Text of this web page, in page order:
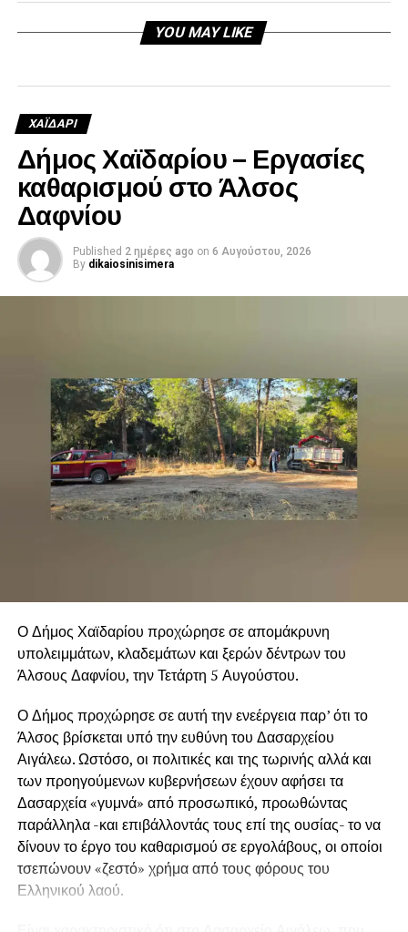
YOU MAY LIKE
ΧΑΪΔΑΡΙ
Δήμος Χαϊδαρίου – Εργασίες
καθαρισμού στο Άλσος
Δαφνίου
Published 2 ημέρες ago on 6 Αυγούστου, 2026
By dikaiosinisimera
Ο Δήμος Χαϊδαρίου προχώρησε σε απομάκρυνη
υπολειμμάτων, κλαδεμάτων και ξερών δέντρων του
Άλσους Δαφνίου, την Τετάρτη 5 Αυγούστου.
Ο Δήμος προχώρησε σε αυτή την ενεέργεια παρ’ ότι το
Άλσος βρίσκεται υπό την ευθύνη του Δασαρχείου
Αιγάλεω. Ωστόσο, οι πολιτικές και της τωρινής αλλά και
των προηγούμενων κυβερνήσεων έχουν αφήσει τα
Δασαρχεία «γυμνά» από προσωπικό, προωθώντας
παράλληλα -και επιβάλλοντάς τους επί της ουσίας- το να
δίνουν το έργο του καθαρισμού σε εργολάβους, οι οποίοι
τσεπώνουν «ζεστό» χρήμα από τους φόρους του
Ελληνικού λαού.